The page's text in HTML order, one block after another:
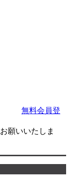
無料会員登